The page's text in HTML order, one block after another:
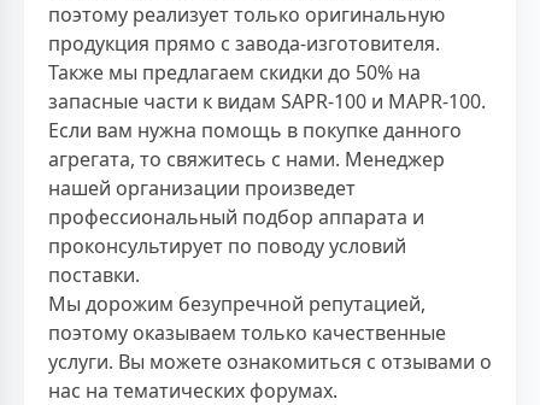
поэтому реализует только оригинальную
продукция прямо с завода-изготовителя.
Также мы предлагаем скидки до 50% на
запасные части к видам SAPR-100 и MAPR-100.
Если вам нужна помощь в покупке данного
агрегата, то свяжитесь с нами. Менеджер
нашей организации произведет
профессиональный подбор аппарата и
проконсультирует по поводу условий
поставки.
Мы дорожим безупречной репутацией,
поэтому оказываем только качественные
услуги. Вы можете ознакомиться с отзывами о
нас на тематических форумах.